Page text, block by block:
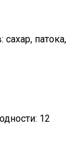
патока,
12